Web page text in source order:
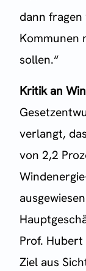
dann
Kommunen
sollen.“
Kritik an
verlangt,
von 2,2
Prof.
Ziel aus